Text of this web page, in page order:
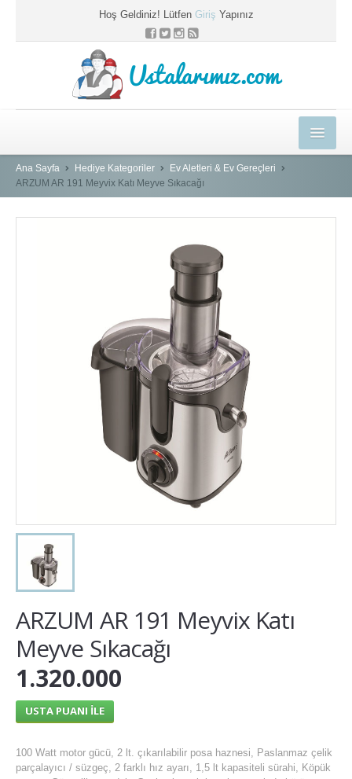
Hoş Geldiniz! Lütfen Giriş Yapınız
Ustalarımız.com
HEDİYELER
E-EĞİTİM MERKEZİ
Ana Sayfa Hediye Kategoriler
Ev Aletleri & Ev Gereçleri
ARZUM AR 191 Meyvix Katı Meyve Sıkacağı
ARZUM AR 191 Meyvix Katı
Meyve Sıkacağı
1.320.000
USTA PUANI İLE
100 Watt motor gücü, 2 lt. çıkarılabilir posa haznesi, Paslanmaz çelik
parçalayıcı / süzgeç, 2 farklı hız ayarı, 1,5 lt kapasiteli sürahi, Köpük